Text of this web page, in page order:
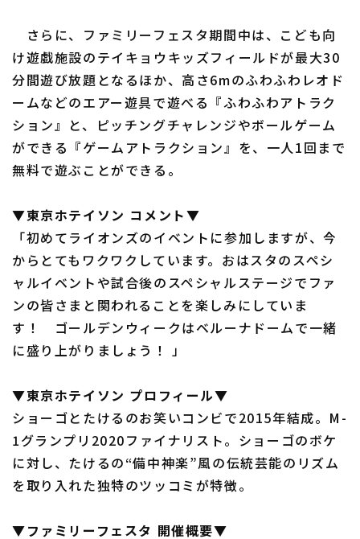
さらに、ファミリーフェスタ期間中は、こども向
け遊戯施設のテイキョウキッズフィールドが最大30
分間遊び放題となるほか、高さ6mのふわふわレオド
ームなどのエアー遊具で遊べる『ふわふわアトラク
ション』と、ピッチングチャレンジやボールゲーム
ができる『ゲームアトラクション』を、一人1回まで
無料で遊ぶことができる。
▼東京ホテイソン コメント▼
「初めてライオンズのイベントに参加しますが、今
からとてもワクワクしています。おはスタのスペシ
ャルイベントや試合後のスペシャルステージでファ
ンの皆さまと関われることを楽しみにしていま
す！ ゴールデンウィークはベルーナドームで一緒
に盛り上がりましょう！ 」
▼東京ホテイソン プロフィール▼
ショーゴとたけるのお笑いコンビで2015年結成。M-
1グランプリ2020ファイナリスト。ショーゴのボケ
に対し、たけるの“備中神楽”風の伝統芸能のリズム
を取り入れた独特のツッコミが特徴。
▼ファミリーフェスタ 開催概要▼